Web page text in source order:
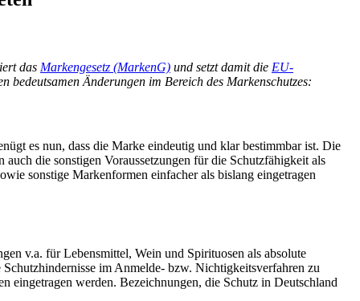
das Markengesetz (MarkenG) und setzt damit die EU-
Änderungen im Bereich des Markenschutzes:
es nun, dass die Marke eindeutig und klar bestimmbar ist. Die
die sonstigen Voraussetzungen für die Schutzfähigkeit als
sonstige Markenformen einfacher als bislang eingetragen
v.a. für Lebensmittel, Wein und Spirituosen als absolute
im Anmelde- bzw. Nichtigkeitsverfahren zu
eingetragen werden. Bezeichnungen, die Schutz in Deutschland